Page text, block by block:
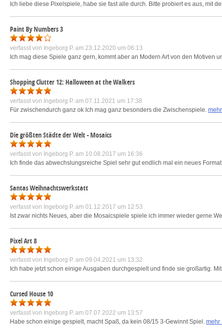
Ich liebe diese Pixelspiele, habe sie fast alle durch. Bitte probiert es aus, mit
Paint By Numbers 3
verfasst von Ingeborg P. am 23.12.2020 um 06:13
Ich mag diese Spiele ganz gern, kommt aber an Modern Art von den Motiven
Shopping Clutter 12: Halloween at the Walkers
verfasst von Ingeborg P. am 07.11.2021 um 17:38
Für zwischendurch ganz ok Ich mag ganz besonders die Zwischenspiele.
Die größten Städte der Welt - Mosaics
verfasst von Ingeborg P. am 10.08.2017 um 16:36
Ich finde das abwechslungsreiche Spiel sehr gut endlich mal ein neues
Santas Weihnachtswerkstatt
verfasst von Ingeborg P. am 01.12.2017 um 12:53
Ist zwar nichts Neues, aber die Mosaicspiele spiele ich immer wieder
Pixel Art 8
verfasst von Ingeborg P. am 09.04.2021 um 13:32
Ich habe jetzt schon einige Ausgaben durchgespielt und finde sie großartig.
Cursed House 10
verfasst von Ingeborg P. am 07.07.2022 um 13:57
Habe schon einige gespielt, macht Spaß, da kein 08/15 3-Gewinnt Spiel. mehr